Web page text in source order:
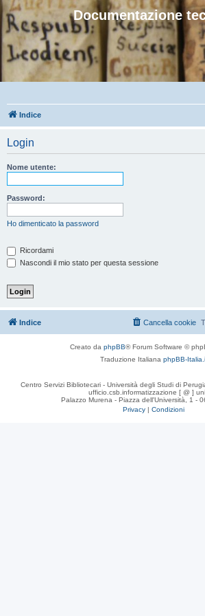
Documentazione
Indice
Login
Nome utente:
Password:
Ho dimenticato la password
Ricordami
Nascondi il mio stato per questa sessione
Indice Cancella cookie
Creato da phpBB® Forum Software ©
Traduzione Italiana phpBB-
Centro Servizi Bibliotecari - Università degli Studi di
ufficio.csb.informatizzazione [ @ ]
Palazzo Murena - Piazza dell'Università, 1 -
Privacy | Condizioni